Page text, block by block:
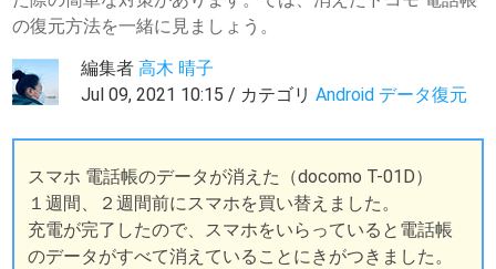
の復元方法を一緒に見ましょう。
編集者高木 晴子
Jul 09, 2021 10:15 / カテゴリAndroid データ復元
スマホ 電話帳のデータが消えた（docomo T-01D）
１週間、２週間前にスマホを買い替えました。
充電が完了したので、スマホをいらっていると電話帳
のデータがすべて消えていることにきがつきました。